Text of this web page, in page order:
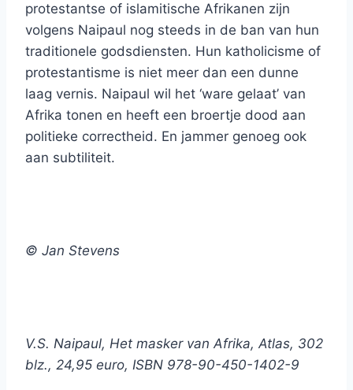
protestantse of islamitische Afrikanen zijn
volgens Naipaul nog steeds in de ban van hun
traditionele godsdiensten. Hun katholicisme of
protestantisme is niet meer dan een dunne
laag vernis. Naipaul wil het ‘ware gelaat’ van
Afrika tonen en heeft een broertje dood aan
politieke correctheid. En jammer genoeg ook
aan subtiliteit.
© Jan Stevens
V.S. Naipaul, Het masker van Afrika, Atlas, 302
blz., 24,95 euro, ISBN 978-90-450-1402-9